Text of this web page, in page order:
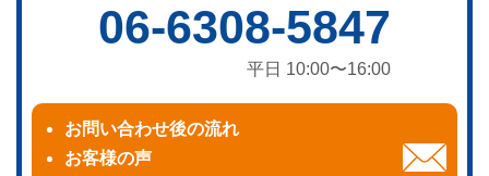
06-6308-5847
平日 10:00〜16:00
お問い合わせ後の流れ
お客様の声